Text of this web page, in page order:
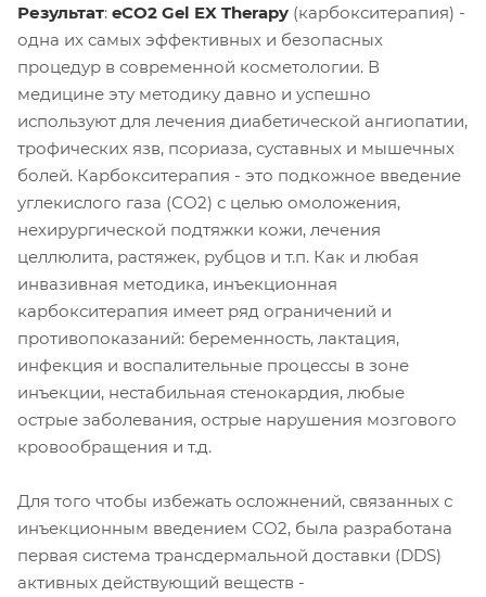
Результат: eCO2 Gel EX Therapy (карбокситерапия) -
одна их самых эффективных и безопасных
процедур в современной косметологии. В
медицине эту методику давно и успешно
используют для лечения диабетической ангиопатии,
трофических язв, псориаза, суставных и мышечных
болей. Карбокситерапия - это подкожное введение
углекислого газа (СО2) с целью омоложения,
нехирургической подтяжки кожи, лечения
целлюлита, растяжек, рубцов и т.п. Как и любая
инвазивная методика, инъекционная
карбокситерапия имеет ряд ограничений и
противопоказаний: беременность, лактация,
инфекция и воспалительные процессы в зоне
инъекции, нестабильная стенокардия, любые
острые заболевания, острые нарушения мозгового
кровообращения и т.д.
Для того чтобы избежать осложнений, связанных с
инъекционным введением СО2, была разработана
первая система трансдермальной доставки (DDS)
активных действующий веществ -